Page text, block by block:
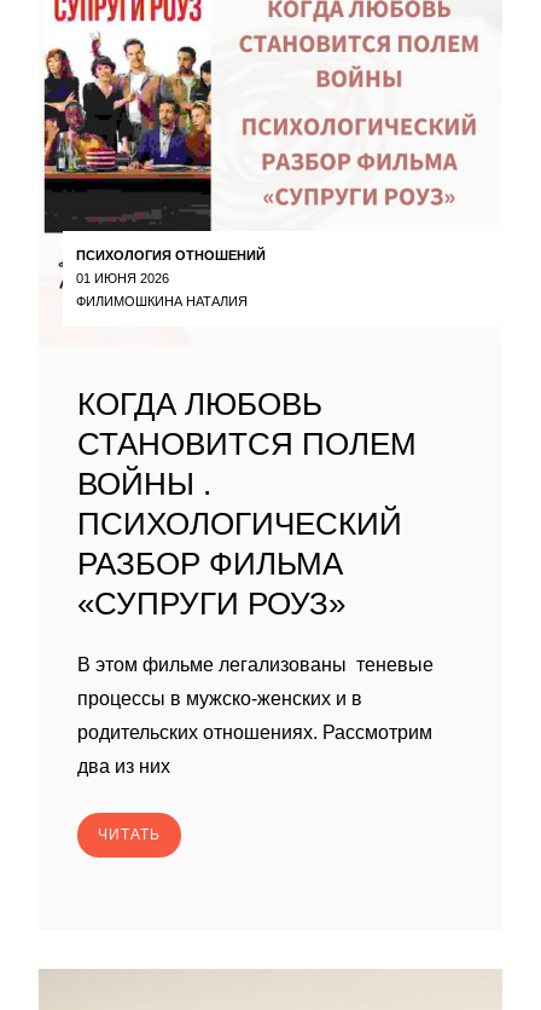
ПСИХОЛОГИЯ ОТНОШЕНИЙ
01 ИЮНЯ 2026
ФИЛИМОШКИНА НАТАЛИЯ
КОГДА ЛЮБОВЬ
СТАНОВИТСЯ ПОЛЕМ
ВОЙНЫ .
ПСИХОЛОГИЧЕСКИЙ
РАЗБОР ФИЛЬМА
«СУПРУГИ РОУЗ»
В этом фильме легализованы теневые
процессы в мужско-женских и в
родительских отношениях. Рассмотрим
два из них
ЧИТАТЬ